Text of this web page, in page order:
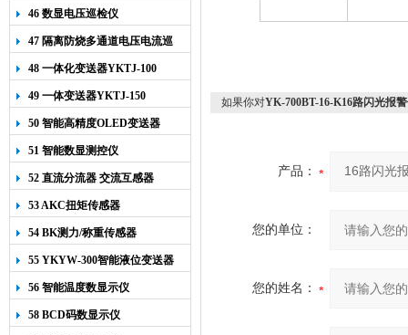
46 数显电压巡检仪
47 隔离防烧多通道电压电流巡
检仪
48 一体化变送器YKTJ-100
49 一体变送器YKTJ-150
50 智能高精度OLED变送器
YK-218
51 智能数显测控仪
52 直流分流器 交流互感器
53 AKC扭矩传感器
54 BK测力/称重传感器
55 YKYW-300智能液位变送器
56 智能温度数显示仪
58 BCD码数显示仪
如果你对YK-700BT-16-K16路闪光报
产品：
您的单位：
您的姓名：